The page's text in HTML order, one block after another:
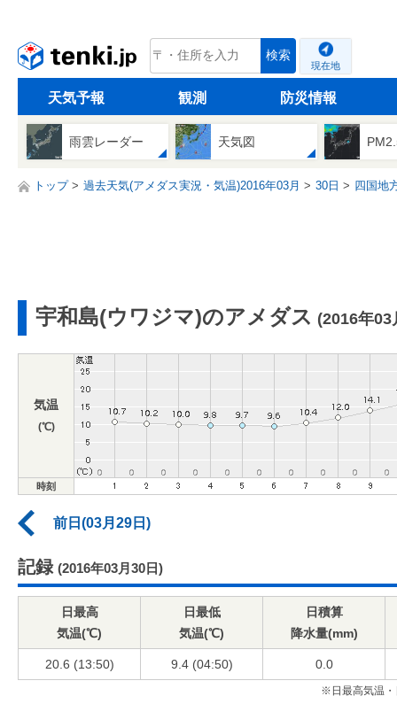
tenki.jp 検索
現在地
天気予報 観測 防災情報
雨雲レーダー 天気図
トップ 過去天気(アメダス実況・気温)2016年03月 30日 四国地
宇和島(ウワジマ)のアメダス (2016年03
気温
(℃)
時刻
前日(03月29日)
記録 (2016年03月30日)
日最高
気温(℃)
日最低
気温(℃)
日積算
降水量(mm)
20.6 (13:50) 9.4 (04:50) 0.0
※日最高気温・